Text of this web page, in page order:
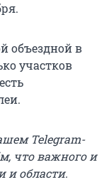
объездной в
участков
Telegram-
что важного и
и области.